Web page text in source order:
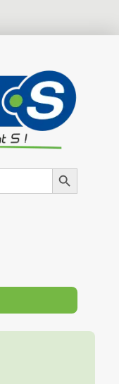
Search Button